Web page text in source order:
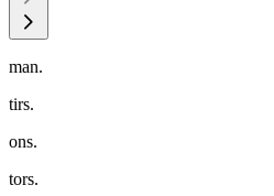
man.
tirs.
ons.
tors.